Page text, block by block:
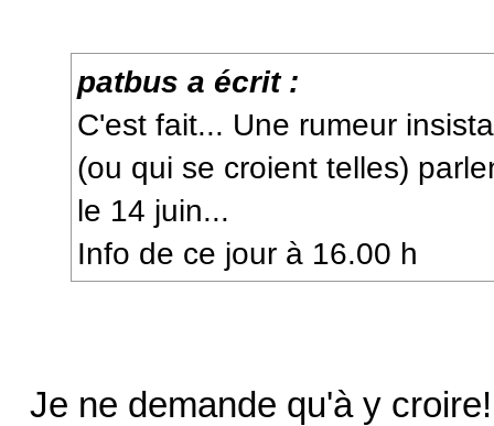
patbus a écrit :
C'est fait... Une rumeur
(ou qui se croient telles)
le 14 juin...
Info de ce jour à 16.00 h
Je ne demande qu'à y